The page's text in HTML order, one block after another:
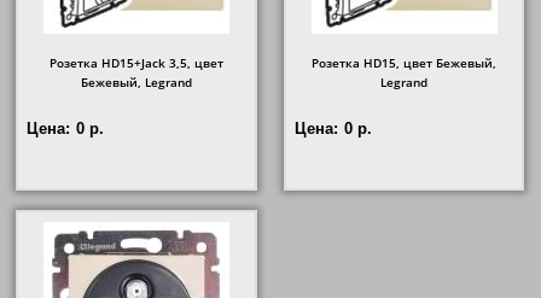
Розетка HD15+Jack 3,5, цвет
Бежевый, Legrand
Цена: 0 р.
Розетка HD15, цвет Бежевый,
Legrand
Цена: 0 р.